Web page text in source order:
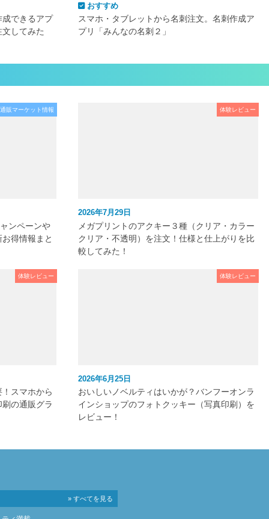
できるアプ
してみた
おすすめ
スマホ・タブレットから名刺注文。名刺作成ア
プリ「みんなの名刺２」
販マーケット情報
ンペーンや
得情報まと
体験レビュー
2026年7月29日
メガプリントのアクキー３種（クリア・カラー
クリア・不透明）を注文！仕様と仕上がりを比
較してみた！
体験レビュー
スマホから
の通販グラ
体験レビュー
2026年6月25日
おいしいノベルティはいかが？バンフーオンラ
インショップのフォトクッキー（写真印刷）を
レビュー！
» すべてを見る